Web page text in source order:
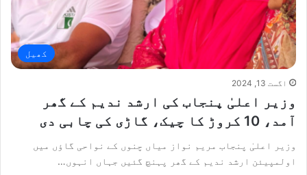
کھیل
اگست 13, 2024
وزیر اعلیٰ پنجاب کی ارشد ندیم کے گھر
آمد، 10 کروڑ کا چیک، گاڑی کی چابی دی
وزیر اعلیٰ پنجاب مریم نواز میاں چنوں کے نواحی گاؤں میں
اولمپیئن ارشد ندیم کے گھر پہنچ گئیں جہاں انہوں…